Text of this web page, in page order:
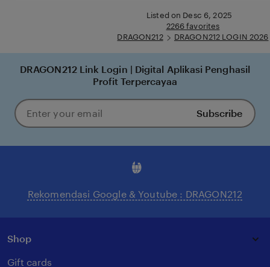
Listed on Desc 6, 2025
2266 favorites
DRAGON212
DRAGON212 LOGIN 2026
DRAGON212 Link Login | Digital Aplikasi Penghasil
Profit Terpercayaa
Enter
your
Subscribe
Rekomendasi Google & Youtube : DRAGON212
Shop
Gift cards